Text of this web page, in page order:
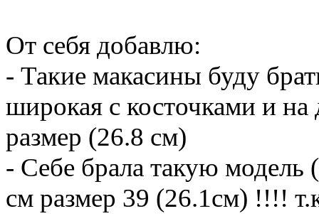
От себя добавлю:
- Такие макасины буду
широкая с косточками и
размер (26.8 см)
- Себе брала такую модель
см размер 39 (26.1см) !!!!